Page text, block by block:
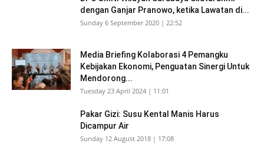
dengan Ganjar Pranowo, ketika Lawatan di...
Sunday 6 September 2020 | 22:52
Media Briefing Kolaborasi 4 Pemangku
Kebijakan Ekonomi, Penguatan Sinergi Untuk
Mendorong...
Tuesday 23 April 2024 | 11:01
Pakar Gizi: Susu Kental Manis Harus
Dicampur Air
Sunday 12 August 2018 | 17:08